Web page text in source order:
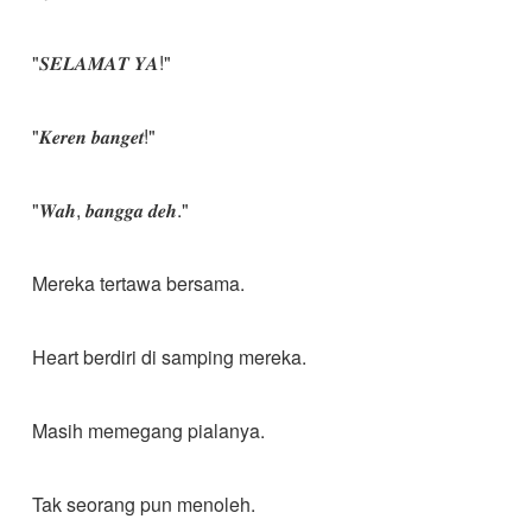
"𝑺𝑬𝑳𝑨𝑴𝑨𝑻 𝒀𝑨!"
"𝑲𝒆𝒓𝒆𝒏 𝒃𝒂𝒏𝒈𝒆𝒕!"
"𝑾𝒂𝒉, 𝒃𝒂𝒏𝒈𝒈𝒂 𝒅𝒆𝒉."
Mereka tertawa bersama.
Heart berdiri di samping mereka.
Masih memegang pialanya.
Tak seorang pun menoleh.